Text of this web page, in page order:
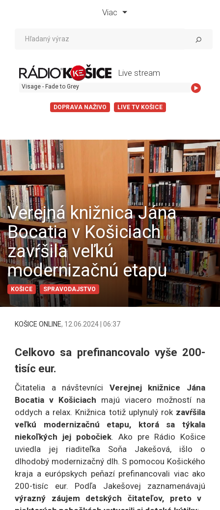
Viac
Live stream
- Fade to Grey
DOPRAVA NAŽIVO LIVE TV KOŠICE
Verejná knižnica Jána
Bocatia v Košiciach
zavŕšila veľkú
modernizačnú etapu
KOŠICE SPRAVODAJSTVO
KOŠICE ONLINE, 12.06.2024 | 06:37
Celkovo sa prefinancovalo vyše 200-
tisíc eur.
Čitatelia a návštevníci Verejnej knižnice Jána
Bocatia v Košiciach majú viacero možností na
oddych a relax. Knižnica totiž uplynulý rokzavŕšila
veľkú modernizačnú etapu, ktorá sa týkala
niekoľkých jej pobočiek. Ako pre Rádio Košice
uviedla jej riaditeľka Soňa Jakešová, išlo o
dlhodobý modernizačný dlh. S pomocou Košického
kraja a európskych peňazí prefinancovali viac ako
200-tisíc eur. Podľa Jakešovej zaznamenávajú
výrazný záujem detských čitateľov, preto v